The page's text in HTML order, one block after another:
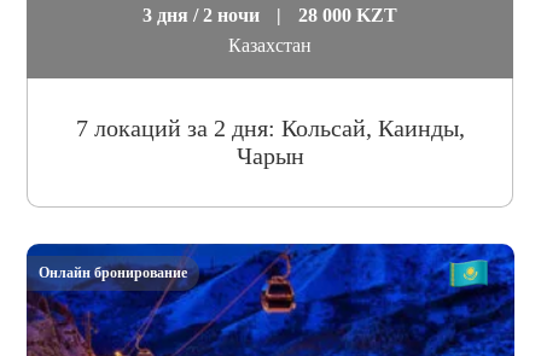
3 дня / 2 ночи |
28 000 KZT
Казахстан
7 локаций за 2 дня: Кольсай, Каинды,
Чарын
Онлайн бронирование